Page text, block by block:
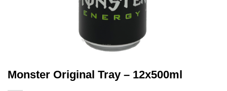
Monster Original Tray – 12x500ml